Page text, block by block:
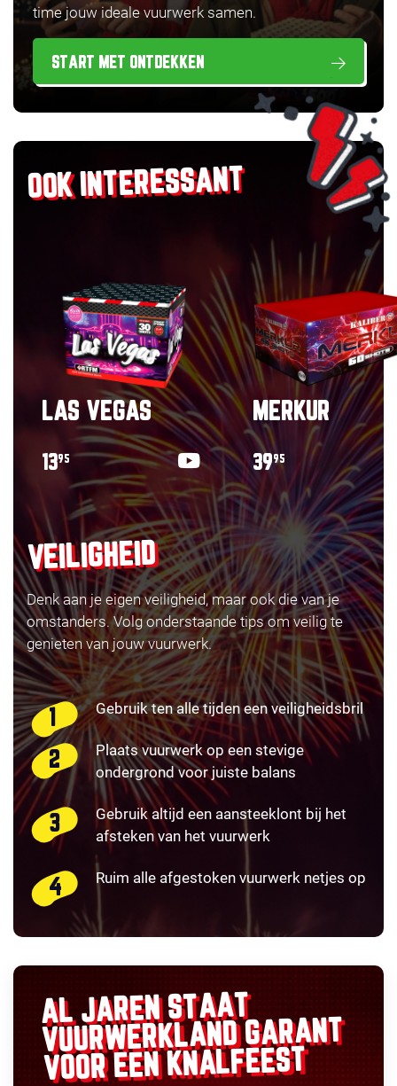
time jouw ideale vuurwerk samen.
START MET ONTDEKKEN
OOK INTERESSANT
LAS VEGAS
1395
MERKUR
3995
VEILIGHEID
Denk aan je eigen veiligheid, maar ook die van je
omstanders. Volg onderstaande tips om veilig te
genieten van jouw vuurwerk.
Gebruik ten alle tijden een veiligheidsbril
Plaats vuurwerk op een stevige
ondergrond voor juiste balans
Gebruik altijd een aansteeklont bij het
afsteken van het vuurwerk
Ruim alle afgestoken vuurwerk netjes op
AL JAREN STAAT
VUURWERKLANDGARANT
VOOR EEN KNALFEEST